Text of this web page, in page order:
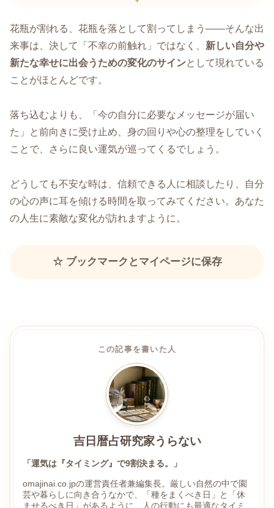
花瓶が割れる、花瓶を落として割ってしまう――そんな出
来事は、決して「不幸の前触れ」ではなく、 新しい自分や
新たな幸せに出会うための変化のサインとして現れている
ことがほとんどです。
落ち込むよりも、「今の自分に必要なメッセージが届い
た」と前向きに受け止め、身の回りや心の整理をしていく
ことで、さらに良い運気が巡ってくるでしょう。
どうしても不安な時は、信頼できる人に相談したり、自分
の心の声に耳を傾ける時間を取ってみてください。あなた
の人生に素敵な変化が訪れますように。
☆ ブックマークとマイページに保存
この記事を書いた人
吉日暦占研究家うらない
「運気は『タイミング』で9割決まる。」
omajinai.co.jpの運営責任者兼編集長。厳しい自然の中で園
芸や暮らしに向き合うなかで、「種をまくべき日」と「休
ませるべき日」があるように、人の行動にも最適なタイミ